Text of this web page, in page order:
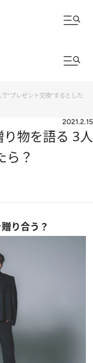
“プレゼント交換”するとした
2021.2.15
物を語る 3人
ら？
り合う？